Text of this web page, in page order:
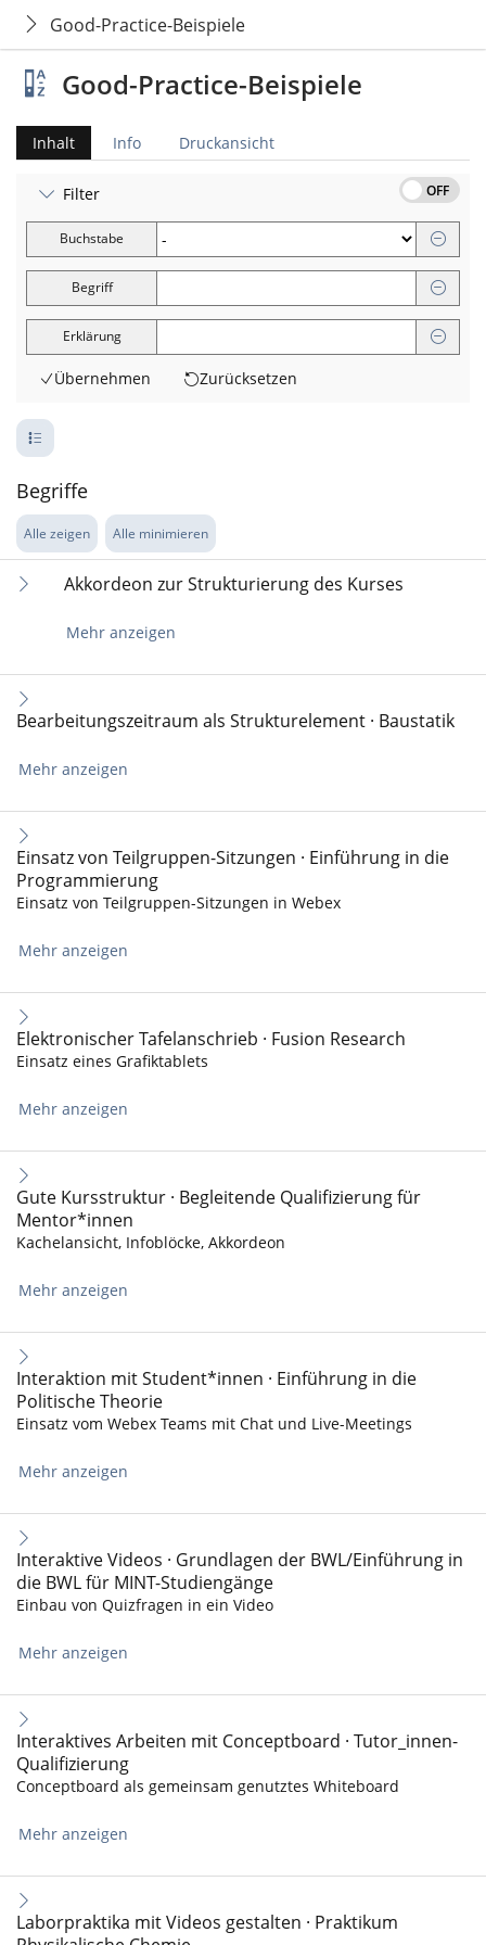
Good-Practice-Beispiele
Good-Practice-Beispiele
Inhalt Info Druckansicht
Filter OFF
Buchstabe
Begriff
Erklärung
Übernehmen Zurücksetzen
Begriffe
Alle zeigen Alle minimieren
Akkordeon zur Strukturierung des Kurses
Mehr anzeigen
Bearbeitungszeitraum als Strukturelement · Baustatik
Mehr anzeigen
Einsatz von Teilgruppen-Sitzungen · Einführung in die
Programmierung
Einsatz von Teilgruppen-Sitzungen in Webex
Mehr anzeigen
Elektronischer Tafelanschrieb · Fusion Research
Einsatz eines Grafiktablets
Mehr anzeigen
Gute Kursstruktur · Begleitende Qualifizierung für
Mentor*innen
Kachelansicht, Infoblöcke, Akkordeon
Mehr anzeigen
Interaktion mit Student*innen · Einführung in die
Politische Theorie
Einsatz vom Webex Teams mit Chat und Live-Meetings
Mehr anzeigen
Interaktive Videos · Grundlagen der BWL/Einführung in
die BWL für MINT-Studiengänge
Einbau von Quizfragen in ein Video
Mehr anzeigen
Interaktives Arbeiten mit Conceptboard · Tutor_innen-
Qualifizierung
Conceptboard als gemeinsam genutztes Whiteboard
Mehr anzeigen
Laborpraktika mit Videos gestalten · Praktikum